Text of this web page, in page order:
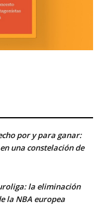
por y para ganar:
una constelación de
la eliminación
la NBA europea